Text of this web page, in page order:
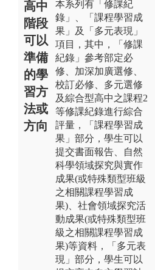
高中
階段
可以
準備
的學
習方
法或
方向
本系列有「修課紀
錄」、「課程學習成
果」及「多元表現」
項目，其中，「修課
紀錄」參考部定必
修、加深加廣選修、
校訂必修、多元選修
及綜合型高中之課程2
等修課紀錄進行綜合
評量，「課程學習成
果」部分，學生可以
提交書面報告、自然
科學領域探究與實作
成果(或特殊類型班級
之相關課程學習成
果)、社會領域探究活
動成果(或特殊類型班
級之相關課程學習成
果)等資料，「多元表
現」部分，學生可以